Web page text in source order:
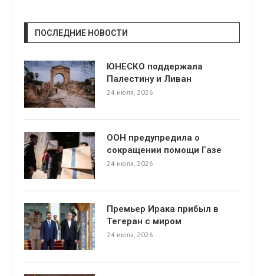
ПОСЛЕДНИЕ НОВОСТИ
ЮНЕСКО поддержала
Палестину и Ливан
24 июля, 2026
ООН предупредила о
сокращении помощи Газе
24 июля, 2026
Премьер Ирака прибыл в
Тегеран с миром
24 июля, 2026